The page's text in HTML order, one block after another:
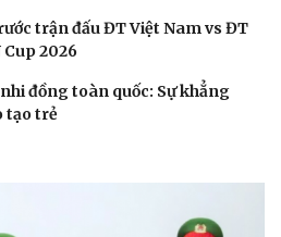
trận đấu ĐT Việt Nam vs ĐT
Cup 2026
đồng toàn quốc: Sự khẳng
tạo trẻ